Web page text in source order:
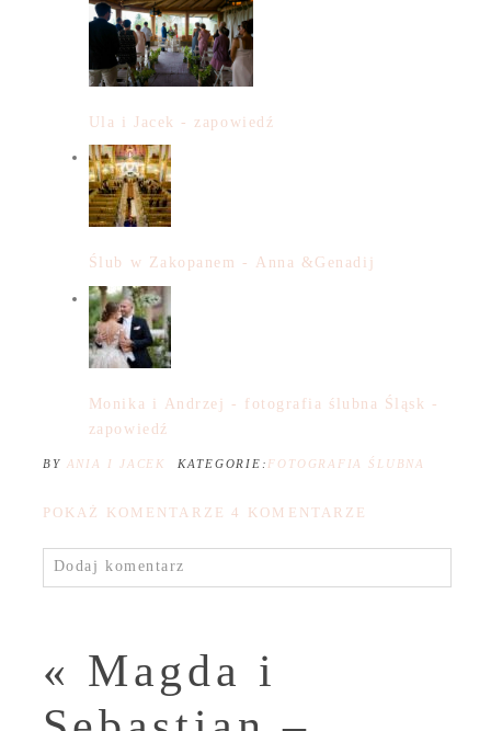
Ula i Jacek - zapowiedź
Ślub w Zakopanem - Anna &Genadij
Monika i Andrzej - fotografia ślubna Śląsk -
zapowiedź
BY ANIA I JACEK KATEGORIE: FOTOGRAFIA ŚLUBNA
POKAŻ KOMENTARZE4 KOMENTARZE
Dodaj komentarz
« Magda i